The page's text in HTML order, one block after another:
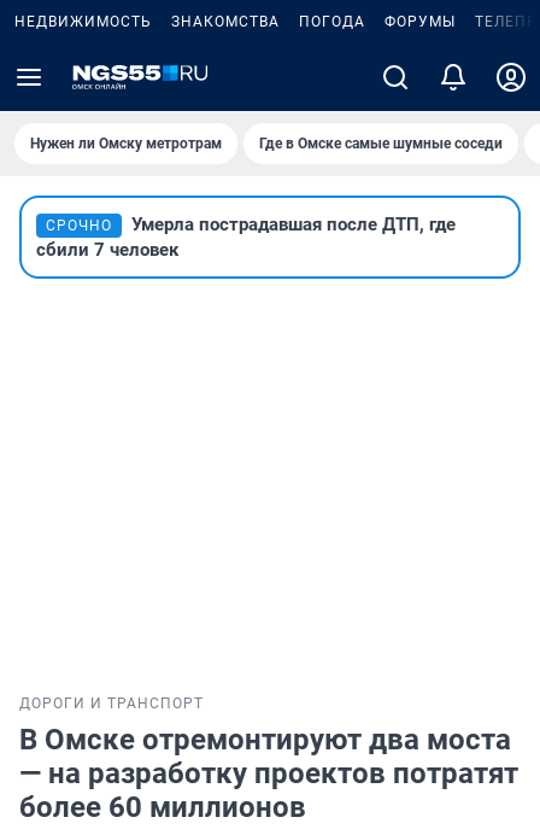
НЕДВИЖИМОСТЬ ЗНАКОМСТВА ПОГОДА ФОРУМЫ
Нужен ли Омску метротрам Где в Омске самые шумные соседи
СРОЧНО
Умерла пострадавшая после ДТП, где
сбили 7 человек
ДОРОГИ И ТРАНСПОРТ
В Омске отремонтируют два моста
— на разработку проектов потратят
более 60 миллионов